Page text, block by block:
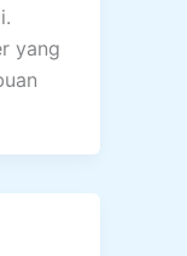
yang